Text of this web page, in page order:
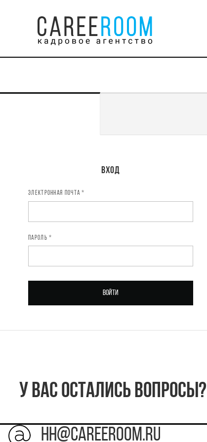
Вход
ЭЛЕКТРОННАЯ ПОЧТА *
ПАРОЛЬ *
Войти
Регистрация
ИМЯ *
ЭЛЕКТРОННАЯ ПОЧТА *
ПАРОЛЬ *
У Вас остались вопросы?
HH@careeroom.ru